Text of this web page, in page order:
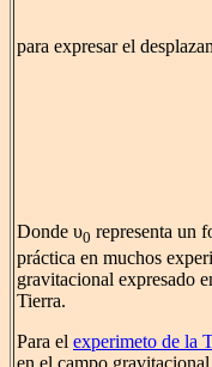
para expresar el
Donde υ0 representa un
práctica en muchos
gravitacional expresado
Tierra.
Para el experimeto de la
en el campo